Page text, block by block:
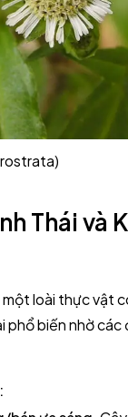
Thái và
loài thực vật
phổ biến nhờ